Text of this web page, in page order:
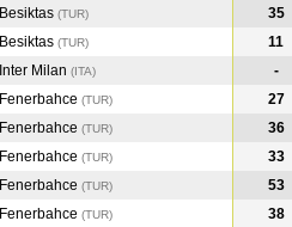
Besiktas (TUR)
35
Besiktas (TUR)
11
Inter Milan (ITA)
-
Fenerbahce (TUR)
27
Fenerbahce (TUR)
36
Fenerbahce (TUR)
33
Fenerbahce (TUR)
53
Fenerbahce (TUR)
38